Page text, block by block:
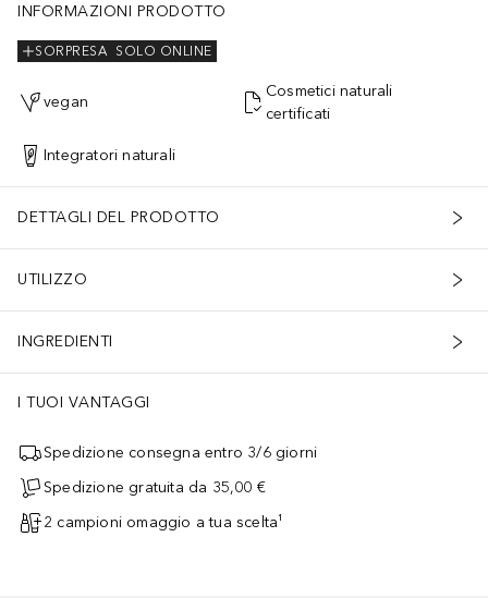
INFORMAZIONI PRODOTTO
SOLO ONLINE
SORPRESA
vegan
Cosmetici naturali
certificati
Integratori naturali
DETTAGLI DEL PRODOTTO
UTILIZZO
INGREDIENTI
I TUOI VANTAGGI
Spedizione consegna entro 3/6 giorni
Spedizione gratuita da 35,00 €
2 campioni omaggio a tua scelta¹